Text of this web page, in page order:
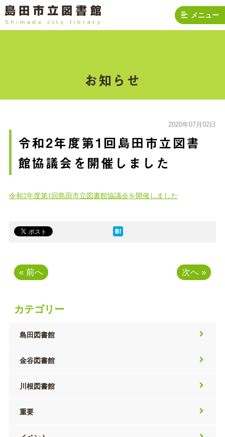
メニュー
お知らせ
2020年07月02日
令和2年度第1回島田市立図書
館協議会を開催しました
令和2年度第1回島田市立図書館協議会を開催しました
« 前へ 次へ »
カテゴリー
島田図書館
金谷図書館
川根図書館
重要